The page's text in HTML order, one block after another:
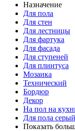
Назначение
Для пола
Для стен
Для лестницы
Для фартука
Для фасада
Для ступеней
Для плинтуса
Мозаика
Технический
Бордюр
Декор
На пол на
Для пола серый
Показать